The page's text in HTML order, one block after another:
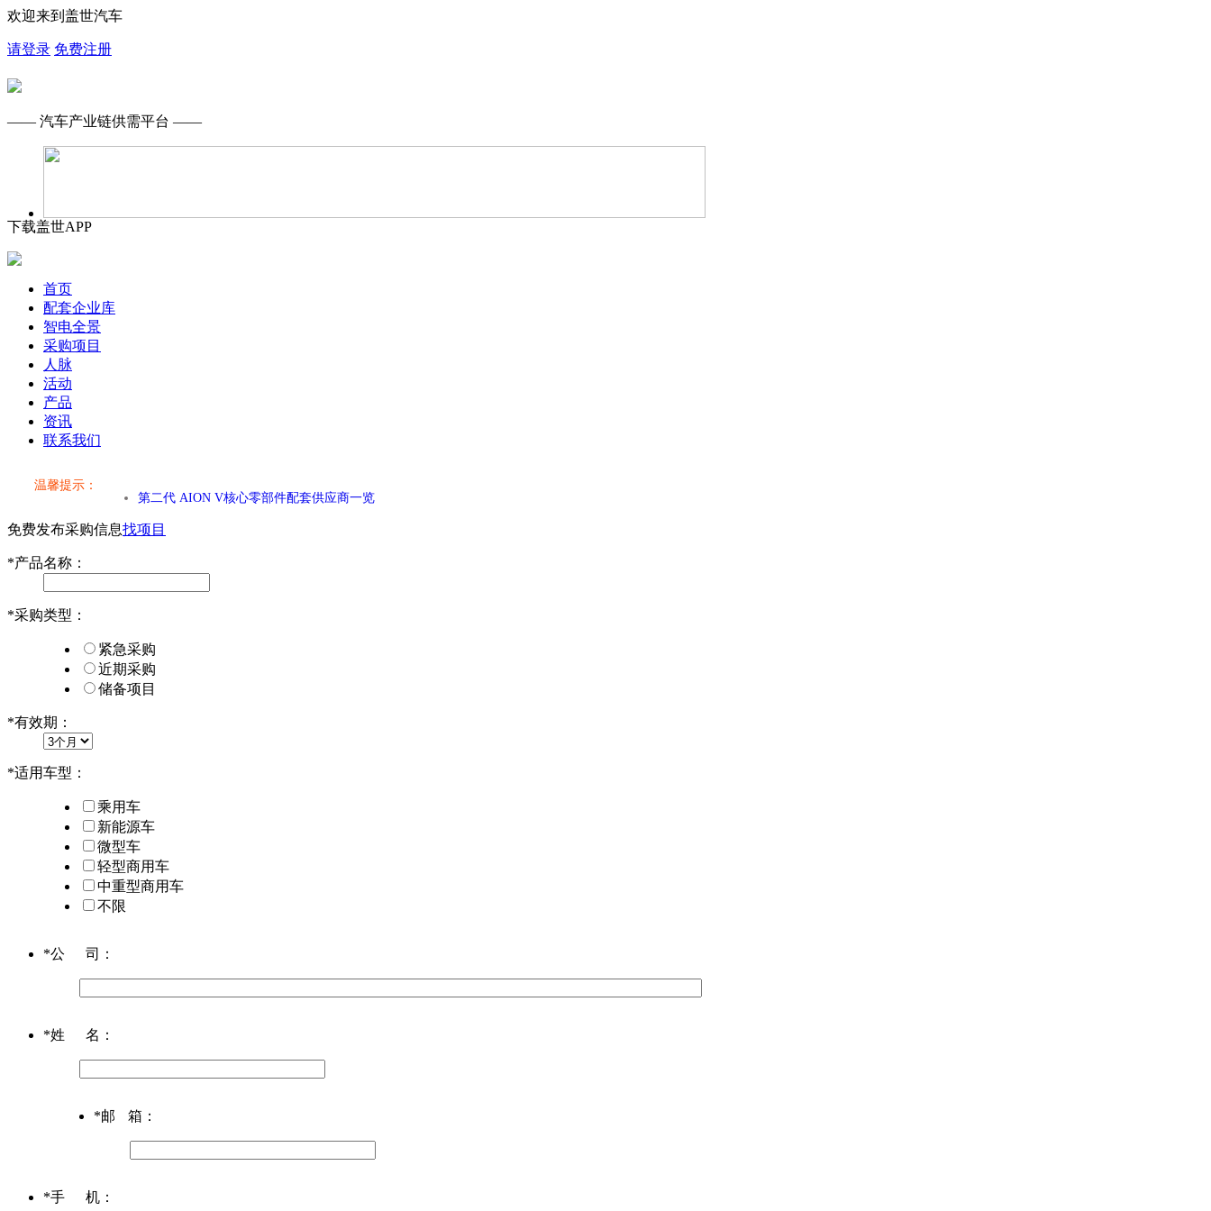
欢迎来到盖世汽车
请登录 免费注册
—— 汽车产业链供需平台 ——
下载盖世APP
首页
配套企业库
智电全景
采购项目
人脉
活动
产品
资讯
联系我们
温馨提示：
第二代 AION V核心零部件配套供应商一览
小米SU7核心零部件配套供应商一览
免费发布采购信息找项目
*产品名称：
*采购类型：
紧急采购
近期采购
储备项目
*有效期：
*适用车型：
乘用车
新能源车
微型车
轻型商用车
中重型商用车
不限
*公司 ：
*姓名 ：
*邮箱 ：
*手机 ：